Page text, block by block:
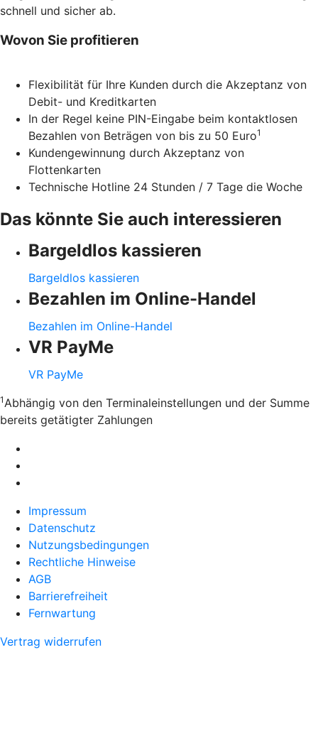
schnell und sicher ab.
Wovon Sie profitieren
Flexibilität für Ihre Kunden durch die Akzeptanz von
Debit- und Kreditkarten
In der Regel keine PIN-Eingabe beim kontaktlosen
Bezahlen von Beträgen von bis zu 50 Euro1
Kundengewinnung durch Akzeptanz von
Flottenkarten
Technische Hotline 24 Stunden / 7 Tage die Woche
Das könnte Sie auch interessieren
Bargeldlos kassieren
Bargeldlos kassieren
Bezahlen im Online-Handel
Bezahlen im Online-Handel
VR PayMe
VR PayMe
1 Abhängig von den Terminaleinstellungen und der Summe
bereits getätigter Zahlungen
Impressum
Datenschutz
Nutzungsbedingungen
Rechtliche Hinweise
AGB
Barrierefreiheit
Fernwartung
Vertrag widerrufen